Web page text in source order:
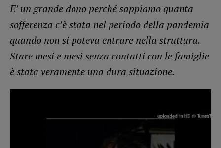
E’ un grande dono perché sappiamo quanta
sofferenza c’è stata nel periodo della pandemia
quando non si poteva entrare nella struttura.
Stare mesi e mesi senza contatti con le famiglie
è stata veramente una dura situazione.